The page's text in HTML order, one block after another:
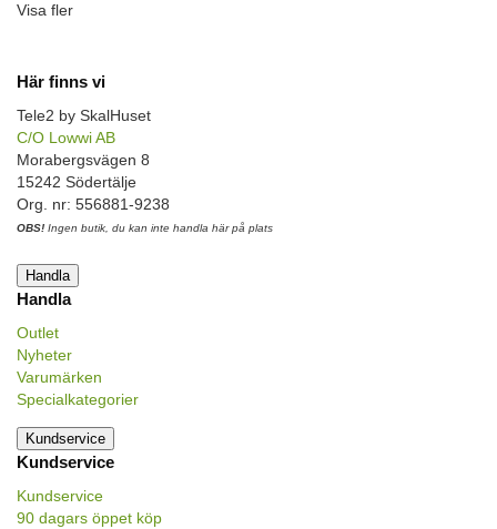
Visa fler
Här finns vi
Tele2 by SkalHuset
C/O Lowwi AB
Morabergsvägen 8
15242 Södertälje
Org. nr: 556881-9238
OBS! Ingen butik, du kan inte handla här på plats
Handla
Handla
Outlet
Nyheter
Varumärken
Specialkategorier
Kundservice
Kundservice
Kundservice
90 dagars öppet köp